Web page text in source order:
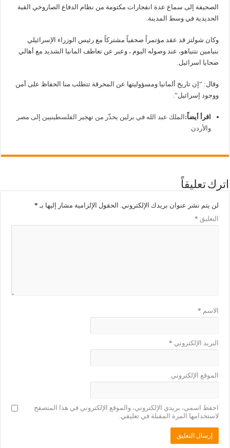
الصحيفة إلى سماع عدة انفجارات مكتومة من نظام الدفاع الصاروخي القبة
الحديدية في وسط المدينة.
وكان شولتز قد عقد مؤتمراً صحفياً مشتركاً مع رئيس الوزراء الإسرائيلي
بنيامين نتنياهو، عند وصوله اليوم ، وعبر عن تعاطف المانيا الشديد مع أهالي
ضحايا اسرائيل.
وقال: “إن تاريخ ألمانيا ومسؤوليتها عن المحرقة تتطلب منا الحفاظ على أمن
ووجود إسرائيل”.
اقرأ أيضاً: الملك عبد الله في برلين يحذّر من تهجير الفلسطينيين إلى مصر
والأردن
اترك تعليقاً
لن يتم نشر عنوان بريدك الإلكتروني. الحقول الإلزامية مشار إليها بـ *
التعليق *
الاسم *
البريد الإلكتروني *
الموقع الإلكتروني
احفظ اسمي، بريدي الإلكتروني، والموقع الإلكتروني في هذا المتصفح
لاستخدامها المرة المقبلة في تعليقي.